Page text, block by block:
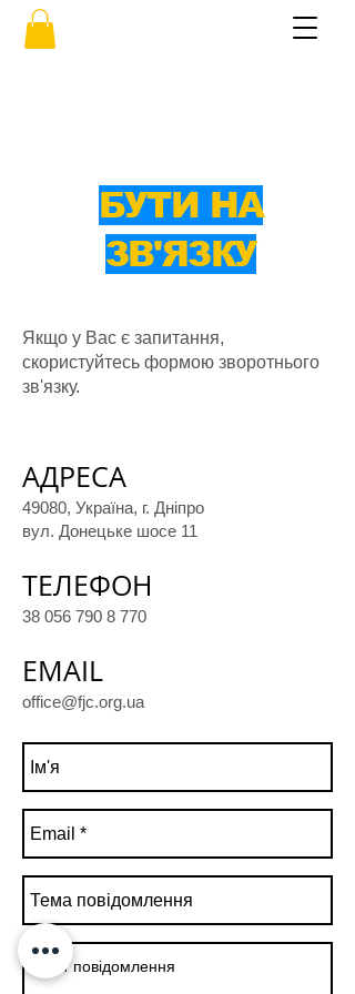
БУТИ НА
ЗВ'ЯЗКУ
Якщо у Вас є запитання,
скористуйтесь формою зворотнього
зв'язку.
АДРЕСА
49080, Україна, г. Дніпро
вул. Донецьке шосе 11
ТЕЛЕФОН
38 056 790 8 770
EMAIL
office@fjc.org.ua